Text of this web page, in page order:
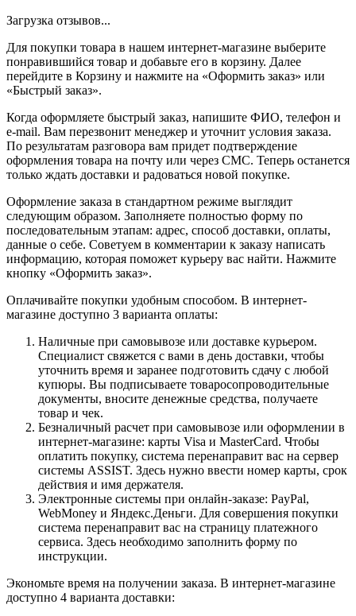
Загрузка отзывов...
Для покупки товара в нашем интернет-магазине выберите
понравившийся товар и добавьте его в корзину. Далее
перейдите в Корзину и нажмите на «Оформить заказ» или
«Быстрый заказ».
Когда оформляете быстрый заказ, напишите ФИО, телефон и
e-mail. Вам перезвонит менеджер и уточнит условия заказа.
По результатам разговора вам придет подтверждение
оформления товара на почту или через СМС. Теперь останется
только ждать доставки и радоваться новой покупке.
Оформление заказа в стандартном режиме выглядит
следующим образом. Заполняете полностью форму по
последовательным этапам: адрес, способ доставки, оплаты,
данные о себе. Советуем в комментарии к заказу написать
информацию, которая поможет курьеру вас найти. Нажмите
кнопку «Оформить заказ».
Оплачивайте покупки удобным способом. В интернет-
магазине доступно 3 варианта оплаты:
Наличные при самовывозе или доставке курьером.
Специалист свяжется с вами в день доставки, чтобы
уточнить время и заранее подготовить сдачу с любой
купюры. Вы подписываете товаросопроводительные
документы, вносите денежные средства, получаете
товар и чек.
Безналичный расчет при самовывозе или оформлении в
интернет-магазине: карты Visa и MasterCard. Чтобы
оплатить покупку, система перенаправит вас на сервер
системы ASSIST. Здесь нужно ввести номер карты, срок
действия и имя держателя.
Электронные системы при онлайн-заказе: PayPal,
WebMoney и Яндекс.Деньги. Для совершения покупки
система перенаправит вас на страницу платежного
сервиса. Здесь необходимо заполнить форму по
инструкции.
Экономьте время на получении заказа. В интернет-магазине
доступно 4 варианта доставки: